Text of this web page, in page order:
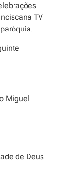
TV
Miguel
de Deus